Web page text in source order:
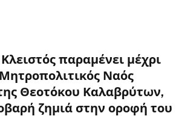
παραμένει μέχρι
Ναός
Θεοτόκου Καλαβρύτων,
ζημιά στην οροφή του